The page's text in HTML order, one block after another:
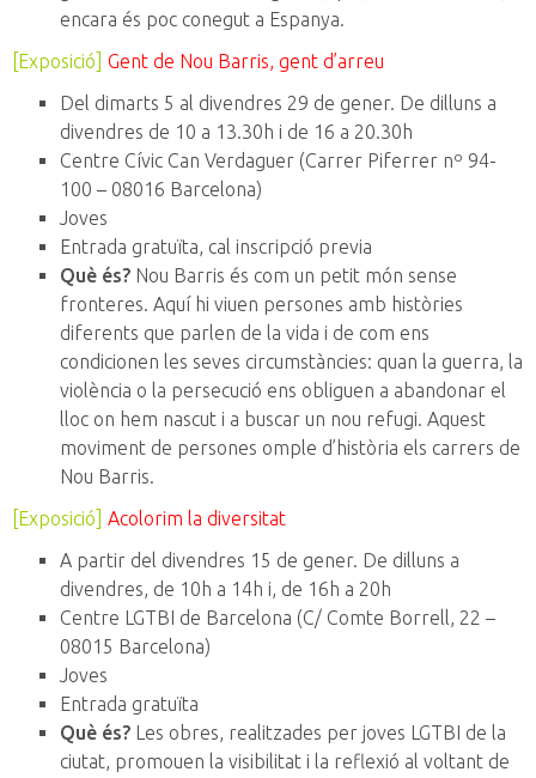
encara és poc conegut a Espanya.
[Exposició]
Gent de Nou Barris, gent d’arreu
Del dimarts 5 al divendres 29 de gener. De dilluns a
divendres de 10 a 13.30h i de 16 a 20.30h
Centre Cívic Can Verdaguer (Carrer Piferrer nº 94-
100 – 08016 Barcelona)
Joves
Entrada gratuïta, cal inscripció previa
Què és? Nou Barris és com un petit món sense
fronteres. Aquí hi viuen persones amb històries
diferents que parlen de la vida i de com ens
condicionen les seves circumstàncies: quan la guerra, la
violència o la persecució ens obliguen a abandonar el
lloc on hem nascut i a buscar un nou refugi. Aquest
moviment de persones omple d’història els carrers de
Nou Barris.
[Exposició]
Acolorim la diversitat
A partir del divendres 15 de gener. De dilluns a
divendres, de 10h a 14h i, de 16h a 20h
Centre LGTBI de Barcelona (C/ Comte Borrell, 22 –
08015 Barcelona)
Joves
Entrada gratuïta
Què és?
Les obres, realitzades per joves LGTBI de la
ciutat, promouen la visibilitat i la reflexió al voltant de